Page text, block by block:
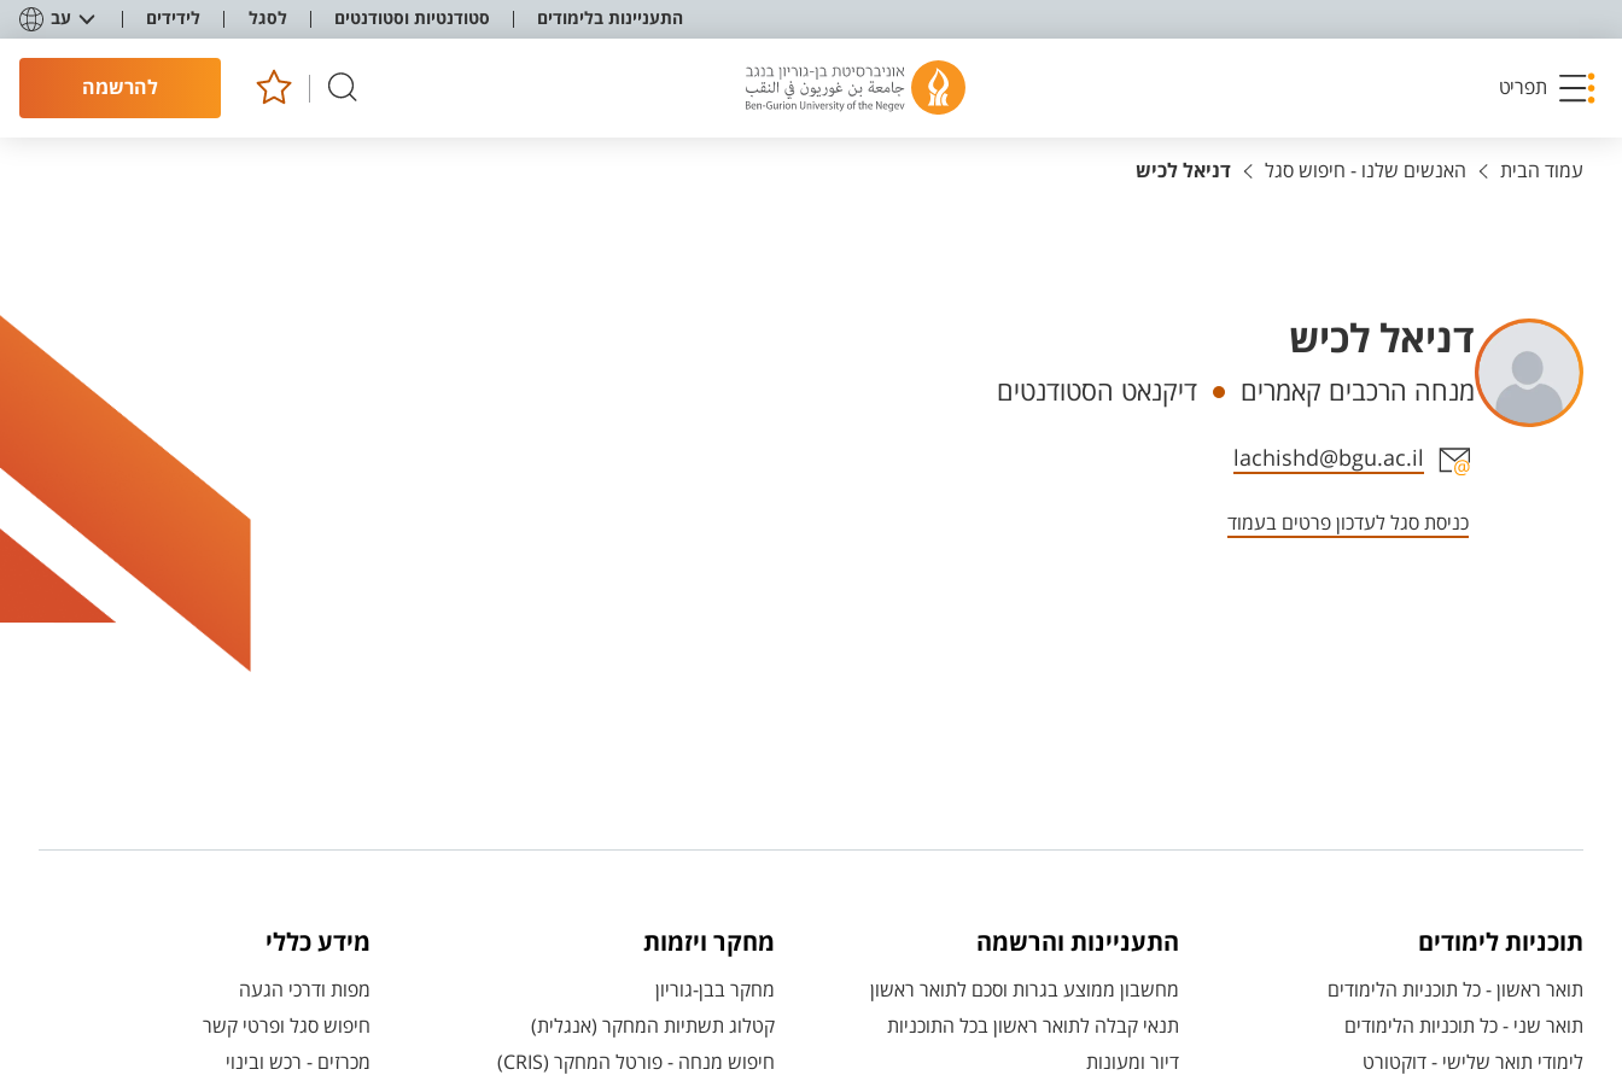
התעניינות בלימודים סטודנטיות וסטודנטים לסגל לידידים עב
תפריט להרשמה
עמוד הבית האנשים שלנו - חיפוש סגל דניאל לכיש
דניאל לכיש
יחידות
מנחה הרכבים קאמרים דיקנאט הסטודנטים
אזור צור קשר עם איש הסגל
lachishd@bgu.ac.il
כניסת סגל לעדכון פרטים בעמוד
תוכניות לימודים
תואר ראשון - כל תוכניות הלימודים
תואר שני - כל תוכניות הלימודים
לימודי תואר שלישי - דוקטורט
התעניינות והרשמה
מחשבון ממוצע בגרות וסכם לתואר ראשון
תנאי קבלה לתואר ראשון בכל התוכניות
דיור ומעונות
מחקר ויזמות
מחקר בבן-גוריון
קטלוג תשתיות המחקר (אנגלית)
חיפוש מנחה - פורטל המחקר (CRIS)
מידע כללי
מפות ודרכי הגעה
חיפוש סגל ופרטי קשר
מכרזים - רכש ובינוי